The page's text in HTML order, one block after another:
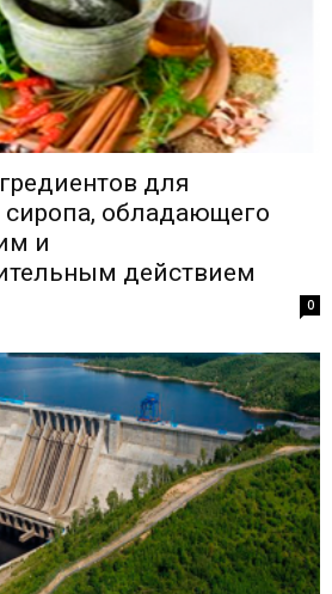
для
сиропа, обладающего
и
действием
0